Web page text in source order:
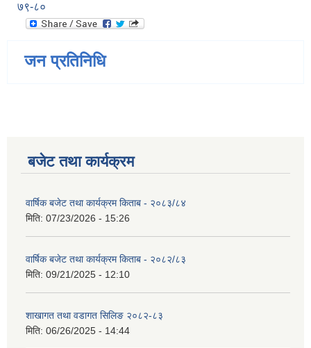
७९-८०
जन प्रतिनिधि
बजेट तथा कार्यक्रम
वार्षिक बजेट तथा कार्यक्रम किताब - २०८३/८४
मिति: 07/23/2026 - 15:26
वार्षिक बजेट तथा कार्यक्रम किताब - २०८२/८३
मिति: 09/21/2025 - 12:10
शाखागत तथा वडागत सिलिङ २०८२-८३
मिति: 06/26/2025 - 14:44